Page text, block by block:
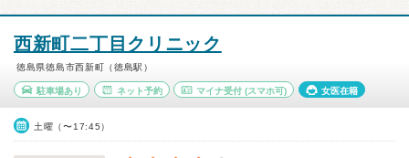
西新町二丁目クリニック
徳島県徳島市西新町（徳島駅）
駐車場あり ネット予約 マイナ受付 (スマホ可) 女医在籍
土曜（〜17:45）